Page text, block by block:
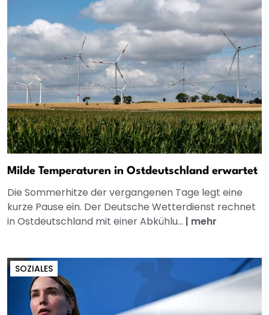
Milde Temperaturen in Ostdeutschland erwartet
Die Sommerhitze der vergangenen Tage legt eine
kurze Pause ein. Der Deutsche Wetterdienst rechnet
in Ostdeutschland mit einer Abkühlu... | mehr
SOZIALES